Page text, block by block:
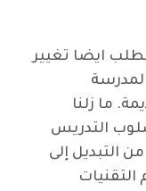
ايضا تغيير
ما زلنا
التدريس
التبديل إلى
التقنيات